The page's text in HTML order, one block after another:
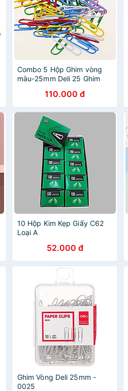
Combo 5 Hộp Ghim vòng
màu-25mm Deli 25 Ghim
tròn, nhiều màu
110.000 đ
10 Hộp Kim Kẹp Giấy C62
Loại A
52.000 đ
Ghim Vòng Deli 25mm -
0025